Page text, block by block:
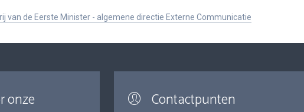
van de Eerste Minister - algemene directie Externe Communicatie
onze
Contactpunten